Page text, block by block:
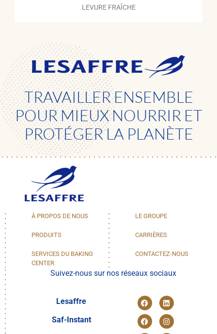
LEVURE FRAÎCHE
TRAVAILLER ENSEMBLE
POUR MIEUX NOURRIR ET
PROTÉGER LA PLANÈTE
À PROPOS DE NOUS
PRODUITS
SERVICES DU BAKING
CENTER
LE GROUPE
CARRIÈRES
CONTACTEZ-NOUS
Suivez-nous sur nos réseaux sociaux
Lesaffre
Saf-Instant